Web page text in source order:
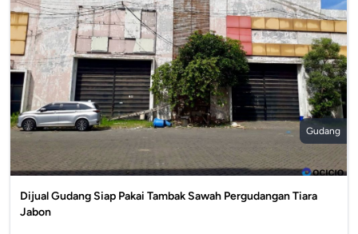
Gudang
Dijual Gudang Siap Pakai Tambak Sawah Pergudangan Tiara
Jabon